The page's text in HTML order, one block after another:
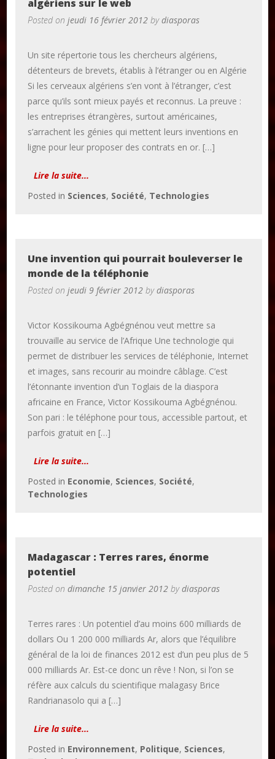
algériens sur le web
Posted onjeudi 16 février 2012 bydiasporas
Un site répertorie tous les chercheurs algériens,
détenteurs de brevets, établis à l’étranger ou en Algérie
Si les cerveaux algériens s’en vont à l’étranger, c’est
parce qu’ils sont mieux payés et reconnus. La preuve :
les entreprises étrangères, surtout américaines,
s’arrachent les génies qui mettent leurs inventions en
ligne pour leur proposer des contrats en or. […]
Lire la suite...
Posted in Sciences, Société, Technologies
Une invention qui pourrait bouleverser le
monde de la téléphonie
Posted onjeudi 9 février 2012 bydiasporas
Victor Kossikouma Agbégnénou veut mettre sa
trouvaille au service de l’Afrique Une technologie qui
permet de distribuer les services de téléphonie, Internet
et images, sans recourir au moindre câblage. C’est
l’étonnante invention d’un Toglais de la diaspora
africaine en France, Victor Kossikouma Agbégnénou.
Son pari : le téléphone pour tous, accessible partout, et
parfois gratuit en […]
Lire la suite...
Posted in Economie, Sciences, Société,
Technologies
Madagascar : Terres rares, énorme
potentiel
Posted ondimanche 15 janvier 2012 bydiasporas
Terres rares : Un potentiel d’au moins 600 milliards de
dollars Ou 1 200 000 milliards Ar, alors que l’équilibre
général de la loi de finances 2012 est d’un peu plus de 5
000 milliards Ar. Est-ce donc un rêve ! Non, si l’on se
réfère aux calculs du scientifique malagasy Brice
Randrianasolo qui a […]
Lire la suite...
Posted in Environnement, Politique, Sciences,